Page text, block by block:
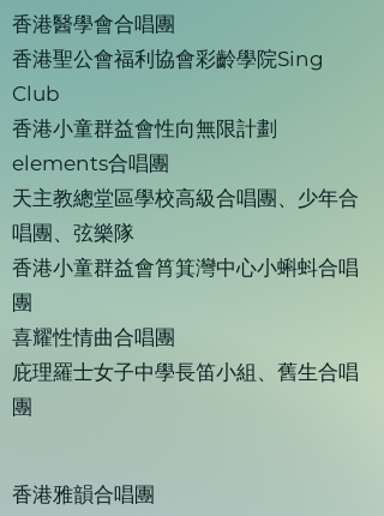
香港醫學會合唱團
香港聖公會福利協會彩齡學院Sing
Club
香港小童群益會性向無限計劃
elements合唱團
天主教總堂區學校高級合唱團、少年合
唱團、弦樂隊
香港小童群益會筲箕灣中心小蝌蚪合唱
團
喜耀性情曲合唱團
庇理羅士女子中學長笛小組、舊生合唱
團
香港雅韻合唱團